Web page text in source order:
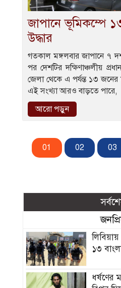
জাপানে ভূমিকম্পে
উদ্ধার
গতকাল মঙ্গলবার জাপানে ৭
পর দেশটির দক্ষিণাঞ্চলীয়
জেলা থেকে এ পর্যন্ত ১৩ জনের
এই সংখ্যা আরও বাড়তে পারে,
আরো পড়ুন
01 02 03
১৩
ধর্ষণের